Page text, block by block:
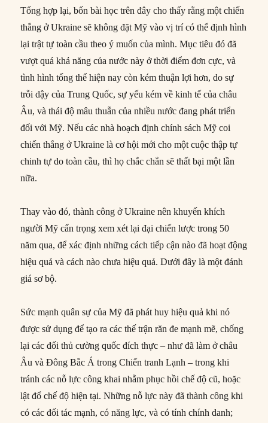
Tổng hợp lại, bốn bài học trên đây cho thấy rằng một chiến
thắng ở Ukraine sẽ không đặt Mỹ vào vị trí có thể định hình
lại trật tự toàn cầu theo ý muốn của mình. Mục tiêu đó đã
vượt quá khả năng của nước này ở thời điểm đơn cực, và
tình hình tổng thể hiện nay còn kém thuận lợi hơn, do sự
trỗi dậy của Trung Quốc, sự yếu kém về kinh tế của châu
Âu, và thái độ mâu thuẫn của nhiều nước đang phát triển
đối với Mỹ. Nếu các nhà hoạch định chính sách Mỹ coi
chiến thắng ở Ukraine là cơ hội mới cho một cuộc thập tự
chinh tự do toàn cầu, thì họ chắc chắn sẽ thất bại một lần
nữa.
Thay vào đó, thành công ở Ukraine nên khuyến khích
người Mỹ cẩn trọng xem xét lại đại chiến lược trong 50
năm qua, để xác định những cách tiếp cận nào đã hoạt động
hiệu quả và cách nào chưa hiệu quả. Dưới đây là một đánh
giá sơ bộ.
Sức mạnh quân sự của Mỹ đã phát huy hiệu quả khi nó
được sử dụng để tạo ra các thế trận răn đe mạnh mẽ, chống
lại các đối thủ cường quốc đích thực – như đã làm ở châu
Âu và Đông Bắc Á trong Chiến tranh Lạnh – trong khi
tránh các nỗ lực công khai nhằm phục hồi chế độ cũ, hoặc
lật đổ chế độ hiện tại. Những nỗ lực này đã thành công khi
có các đối tác mạnh, có năng lực, và có tính chính danh;